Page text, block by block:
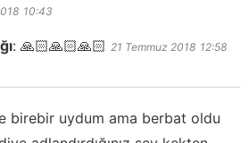
10:43
: 🙏🏻🙏🏻🙏🏻 21 Temmuz 2018 12:58
birebir uydum ama berbat oldu